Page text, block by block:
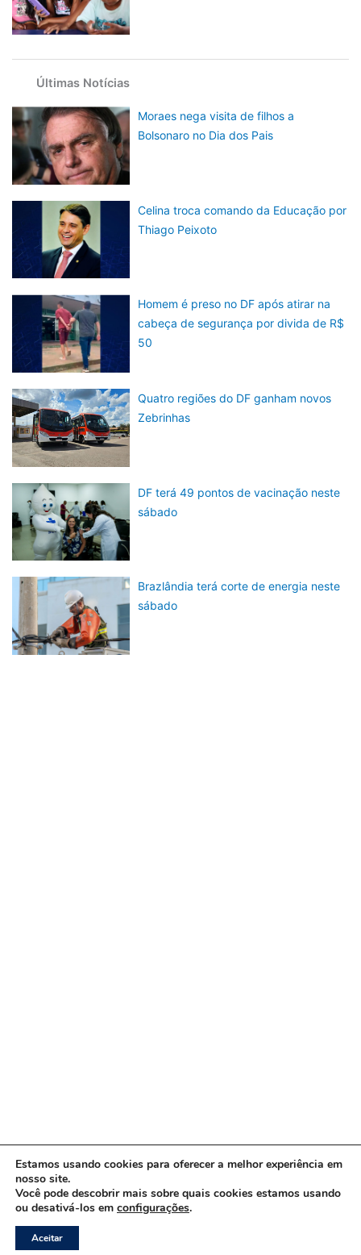
Últimas Notícias
Moraes nega visita de filhos a
Bolsonaro no Dia dos Pais
Celina troca comando da Educação por
Thiago Peixoto
Homem é preso no DF após atirar na
cabeça de segurança por divida de R$
50
Quatro regiões do DF ganham novos
Zebrinhas
DF terá 49 pontos de vacinação neste
sábado
Brazlândia terá corte de energia neste
sábado
Copyright © 2026 www.ACORDA DF
Estamos usando cookies para oferecer a melhor experiência em
nosso site.
Você pode descobrir mais sobre quais cookies estamos usando
ou desativá-los em configurações.
Aceitar